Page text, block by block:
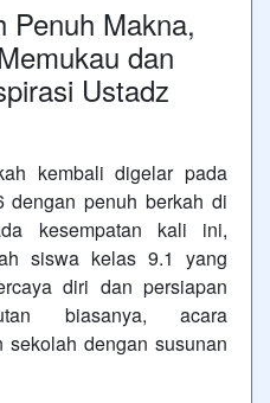
Penuh Makna,
dan
Ustadz
kembali digelar pada
dengan penuh berkah di
kesempatan kali ini,
siswa kelas 9.1 yang
diri dan persiapan
biasanya, acara
dengan susunan